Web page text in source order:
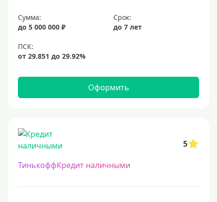
Сумма:
до 5 000 000 ₽
Срок:
до 7 лет
Оформить
5
ТинькоффКредит наличными